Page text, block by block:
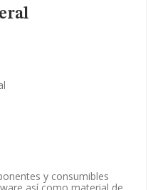
y consumibles
complementaria.